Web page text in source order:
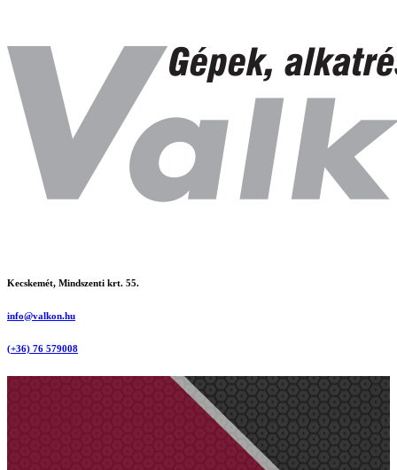
Kecskemét, Mindszenti krt. 55.
info@valkon.hu
(+36) 76 579008